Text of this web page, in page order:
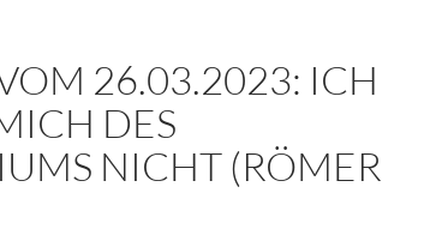
26.03.2023: ICH
DES
NICHT (RÖMER